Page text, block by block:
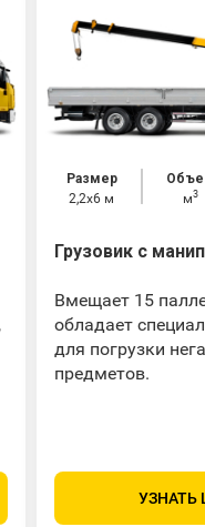
Размер
2,2x6 м
м3
Грузовик с
Вмещает 15
обладает
для погрузки
предметов.
УЗНАТЬ